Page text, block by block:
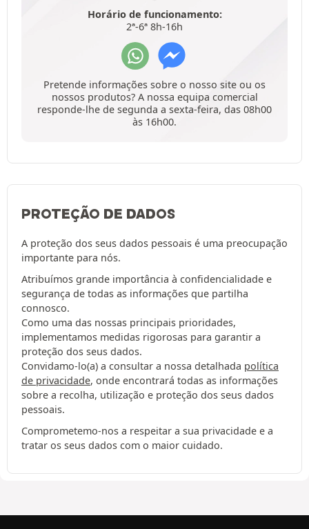
Horário de funcionamento:
2ª-6ª 8h-16h
Pretende informações sobre o nosso site ou os
nossos produtos? A nossa equipa comercial
responde-lhe de segunda a sexta-feira, das 08h00
às 16h00.
PROTEÇÃO DE DADOS
A proteção dos seus dados pessoais é uma preocupação
importante para nós.
Atribuímos grande importância à confidencialidade e
segurança de todas as informações que partilha
connosco.
Como uma das nossas principais prioridades,
implementamos medidas rigorosas para garantir a
proteção dos seus dados.
Convidamo-lo(a) a consultar a nossa detalhada política
de privacidade, onde encontrará todas as informações
sobre a recolha, utilização e proteção dos seus dados
pessoais.
Comprometemo-nos a respeitar a sua privacidade e a
tratar os seus dados com o maior cuidado.